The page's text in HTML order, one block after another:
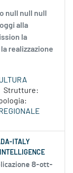
null null null
alla
la
realizzazione
Strutture:
ITALY
8-ott-